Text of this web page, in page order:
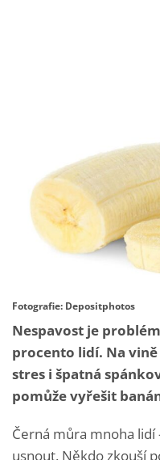
Fotografie: Depositphotos
Nespavost je
procento lidí. Na
stres i špatná
pomůže vyřešit
Černá můra mnoha
usnout. Někdo zkouší